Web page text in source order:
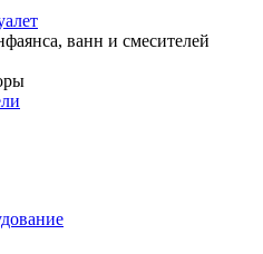
ванн и смесителей